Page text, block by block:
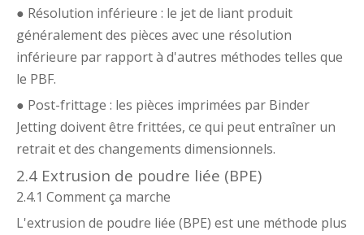
● Résolution inférieure : le jet de liant produit
généralement des pièces avec une résolution
inférieure par rapport à d'autres méthodes telles que
le PBF.
● Post-frittage : les pièces imprimées par Binder
Jetting doivent être frittées, ce qui peut entraîner un
retrait et des changements dimensionnels.
2.4 Extrusion de poudre liée (BPE)
2.4.1 Comment ça marche
L'extrusion de poudre liée (BPE) est une méthode plus